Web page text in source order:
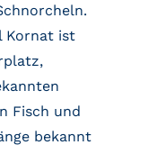
Kornat ist
Fisch und
bekannt